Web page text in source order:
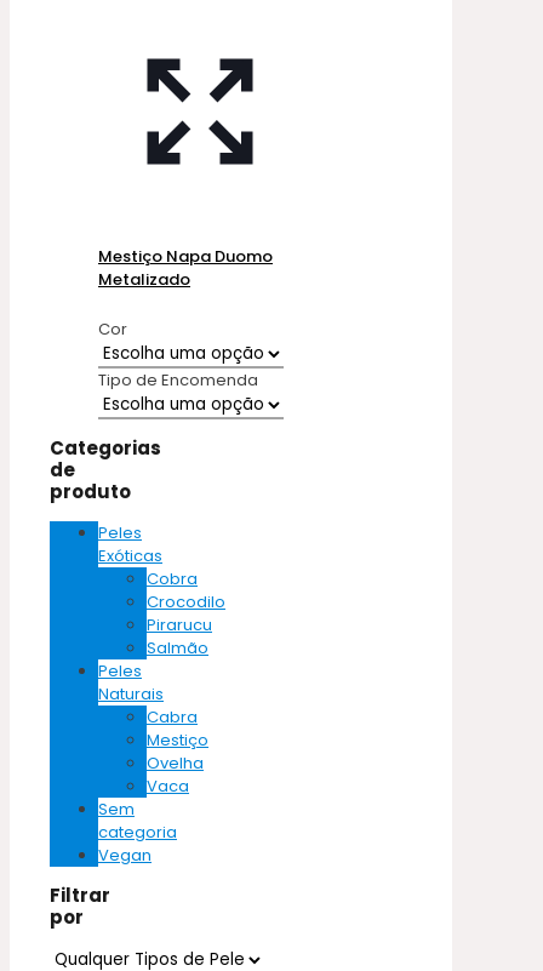
Mestiço Napa Duomo
Metalizado
Cor
Tipo de Encomenda
Categorias
de
produto
Peles
Exóticas
Cobra
Crocodilo
Pirarucu
Salmão
Peles
Naturais
Cabra
Mestiço
Ovelha
Vaca
Sem
categoria
Vegan
Filtrar
por